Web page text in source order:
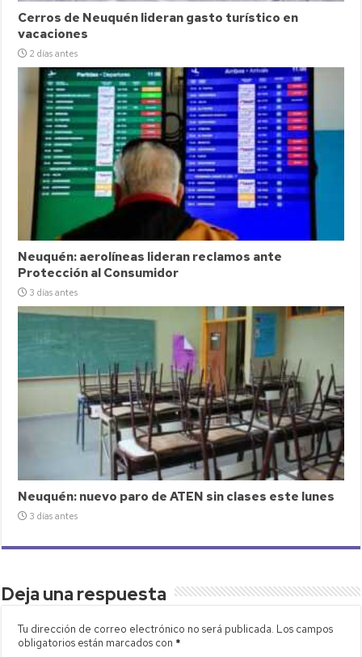
Cerros de Neuquén lideran gasto turístico en
vacaciones
2 días antes
Neuquén: aerolíneas lideran reclamos ante
Protección al Consumidor
3 días antes
Neuquén: nuevo paro de ATEN sin clases este lunes
3 días antes
Deja una respuesta
Tu dirección de correo electrónico no será publicada. Los campos
obligatorios están marcados con *